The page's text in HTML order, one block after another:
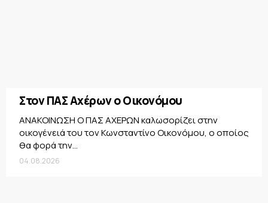
Στον ΠΑΣ Αχέρων ο Οικονόμου
ΑΝΑΚΟΙΝΩΣΗ Ο ΠΑΣ ΑΧΕΡΩΝ καλωσορίζει στην
οικογένειά του τον Κωνσταντίνο Οικονόμου, ο οποίος
θα φορά την...
04.08.2026